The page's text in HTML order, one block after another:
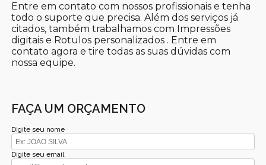
Entre em contato com nossos profissionais e tenha
todo o suporte que precisa. Além dos serviços já
citados, também trabalhamos com Impressões
digitais e Rotulos personalizados . Entre em
contato agora e tire todas as suas dúvidas com
nossa equipe.
FAÇA UM ORÇAMENTO
Digite seu nome
Digite seu email